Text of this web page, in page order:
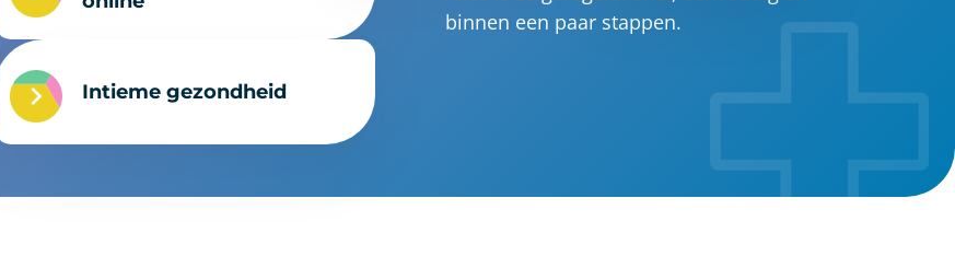
binnen een paar stappen.
Intieme gezondheid